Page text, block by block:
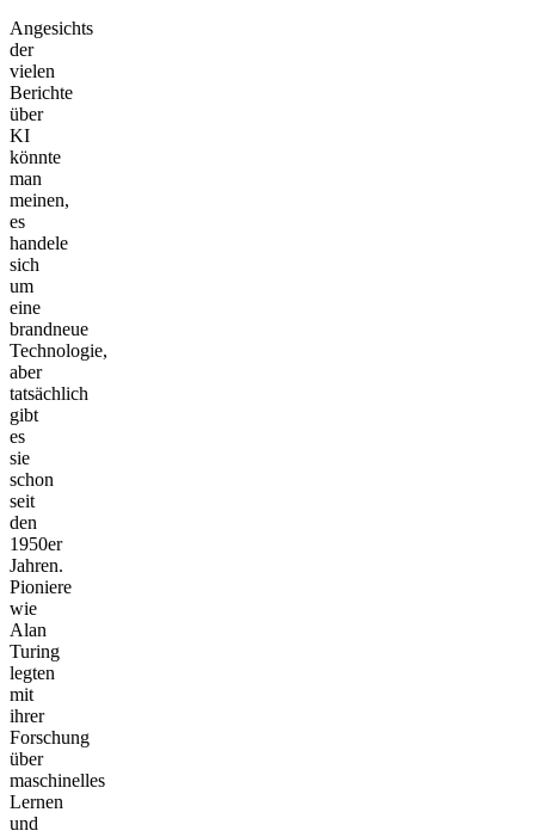
Angesichts
der
vielen
Berichte
über
KI
könnte
man
meinen,
es
handele
sich
um
eine
brandneue
Technologie,
aber
tatsächlich
gibt
es
sie
schon
seit
den
1950er
Jahren.
Pioniere
wie
Alan
Turing
legten
mit
ihrer
Forschung
über
maschinelles
Lernen
und